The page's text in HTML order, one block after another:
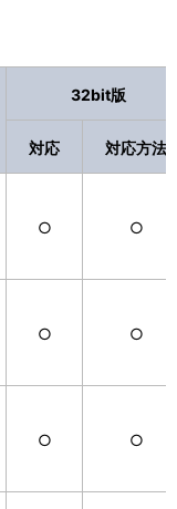
32bit版
対応 対応方法
○ ○
○ ○
○ ○